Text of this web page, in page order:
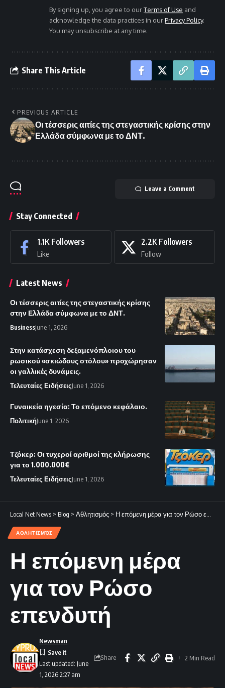
By signing up, you agree to ourTerms of Use and
acknowledge the data practices in ourPrivacy Policy.
You may unsubscribe at any time.
Share This Article
PREVIOUS ARTICLE
Οι τέσσερις αιτίες της στεγαστικής κρίσης στην
Ελλάδα σύμφωνα με το ΔΝΤ.
Leave a Comment
Stay Connected
1.1K Followers
Like
2.2K Followers
Follow
Latest News
Οι τέσσερις αιτίες της στεγαστικής κρίσης
στην Ελλάδα σύμφωνα με το ΔΝΤ.
BusinessJune 1, 2026
Στην κατάσχεση δεξαμενόπλοιου του
ρωσικού «σκιώδους στόλου» προχώρησαν
οι γαλλικές δυνάμεις.
Τελευταίες ΕιδήσειςJune 1, 2026
Γυναικεία ηγεσία: Το επόμενο κεφάλαιο.
ΠολιτικήJune 1, 2026
Τζόκερ: Οι τυχεροί αριθμοί της κλήρωσης
για το 1.000.000€
Τελευταίες ΕιδήσειςJune 1, 2026
Local Net News > Blog > Αθλητισμός > Η επόμενη μέρα για τον Ρώσο επενδυτή
ΑΘΛΗΤΙΣΜΌΣ
Η επόμενη μέρα
για τον Ρώσο
επενδυτή
Last updated: June
1, 2026 2:27 am
Newsman
Share 2 Min Read